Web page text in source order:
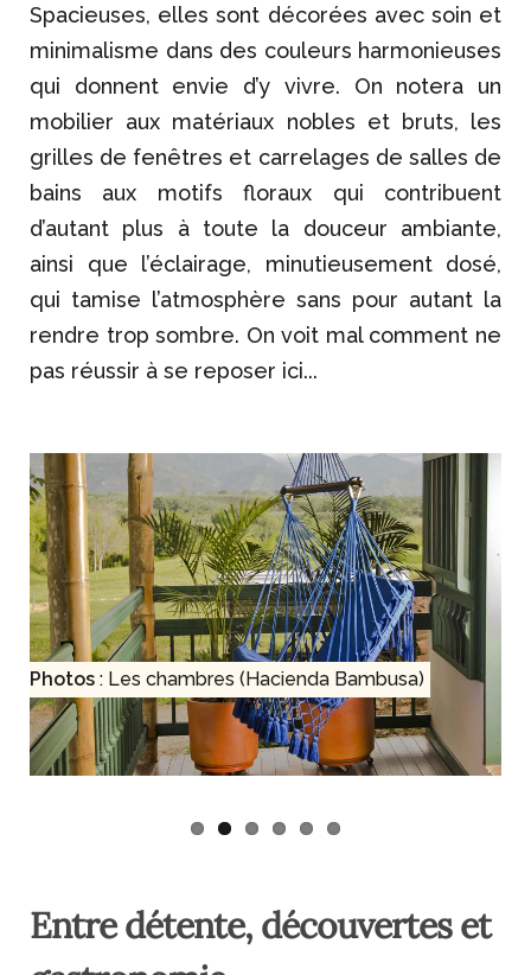
Spacieuses, elles sont décorées avec soin et
minimalisme dans des couleurs harmonieuses
qui donnent envie d’y vivre. On notera un
mobilier aux matériaux nobles et bruts, les
grilles de fenêtres et carrelages de salles de
bains aux motifs floraux qui contribuent
d’autant plus à toute la douceur ambiante,
ainsi que l’éclairage, minutieusement dosé,
qui tamise l’atmosphère sans pour autant la
rendre trop sombre. On voit mal comment ne
pas réussir à se reposer ici...
Photos : Les chambres (Hacienda Bambusa)
Entre détente, découvertes et